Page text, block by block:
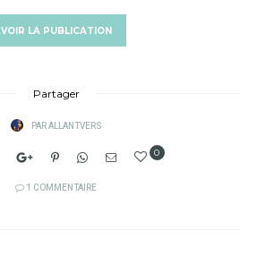
VOIR LA PUBLICATION
Partager
PARALLANTVERS
0
1 COMMENTAIRE